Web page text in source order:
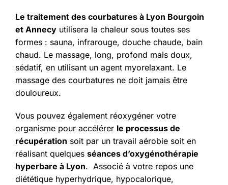
Le traitement des courbatures à Lyon Bourgoin
et Annecy utilisera la chaleur sous toutes ses
formes : sauna, infrarouge, douche chaude, bain
chaud. Le massage, long, profond mais doux,
sédatif, en utilisant un agent myorelaxant. Le
massage des courbatures ne doit jamais être
douloureux.
Vous pouvez également réoxygéner votre
organisme pour accélérer le processus de
récupération soit par un travail aérobie soit en
réalisant quelques séances d’oxygénothérapie
hyperbare à Lyon. Associé à votre repos une
diététique hyperhydrique, hypocalorique,